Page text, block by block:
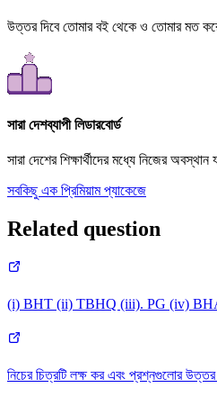
উত্তর দিবে তোমার বই থেকে ও তোমার মত
সারা দেশব্যাপী লিডারবোর্ড
সারা দেশের শিক্ষার্থীদের মধ্যে নিজের অবস্থান
সবকিছু এক প্রিমিয়াম প্যাকেজে
Related question
(i) BHT (ii) TBHQ (iii). PG (iv) BHA
নিচের চিত্রটি লক্ষ কর এবং প্রশ্নগুলোর